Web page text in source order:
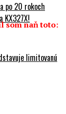
po 20 rokoch
KX327X!
limitovanú
som naň toto: